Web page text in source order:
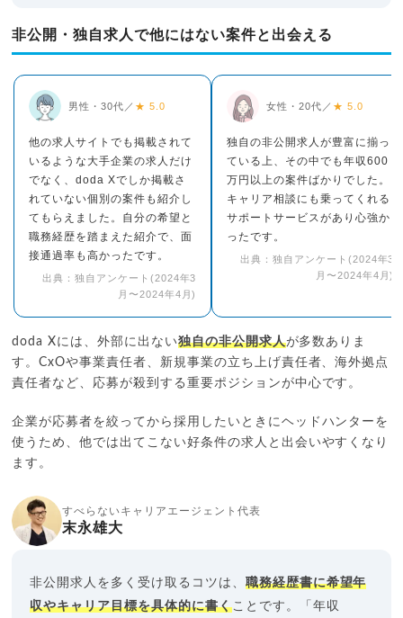
非公開・独自求人で他にはない案件と出会える
男性・30代／ ★ 5.0
他の求人サイトでも掲載されて
いるような大手企業の求人だけ
でなく、doda Xでしか掲載さ
れていない個別の案件も紹介し
てもらえました。自分の希望と
職務経歴を踏まえた紹介で、面
接通過率も高かったです。
出典：独自アンケート(2024年3
月〜2024年4月)
女性・20代／ ★ 5.0
独自の非公開求人が豊富に揃っ
ている上、その中でも年収600
万円以上の案件ばかりでした。
キャリア相談にも乗ってくれる
サポートサービスがあり心強か
ったです。
出典：独自アンケート(2024年3
月〜2024年4月)
doda Xには、外部に出ない独自の非公開求人が多数ありま
す。CxOや事業責任者、新規事業の立ち上げ責任者、海外拠点
責任者など、応募が殺到する重要ポジションが中心です。
企業が応募者を絞ってから採用したいときにヘッドハンターを
使うため、他では出てこない好条件の求人と出会いやすくなり
ます。
すべらないキャリアエージェント代表
末永雄大
非公開求人を多く受け取るコツは、 職務経歴書に希望年
収やキャリア目標を具体的に書くことです。「年収